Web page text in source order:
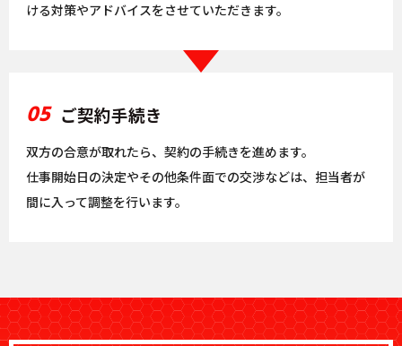
ける対策やアドバイスをさせていただきます。
05 ご契約手続き
双方の合意が取れたら、契約の手続きを進めます。
仕事開始日の決定やその他条件面での交渉などは、担当者が
間に入って調整を行います。